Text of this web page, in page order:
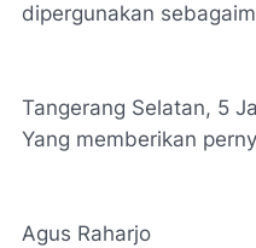
dipergunakan
Tangerang Selatan, 5
Yang memberikan
Agus Raharjo